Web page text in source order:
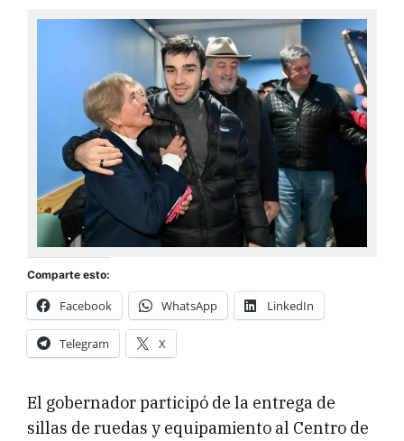
Comparte esto:
Facebook WhatsApp LinkedIn
Telegram X
El gobernador participó de la entrega de
sillas de ruedas y equipamiento al Centro de